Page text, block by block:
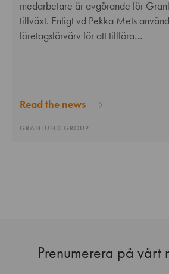
medarbetare är avgörande för
tillväxt. Enligt vd Pekka Mets
företagsförvärv för att tillföra…
Read the news
GRANLUND GROUP
Prenumerera på vårt